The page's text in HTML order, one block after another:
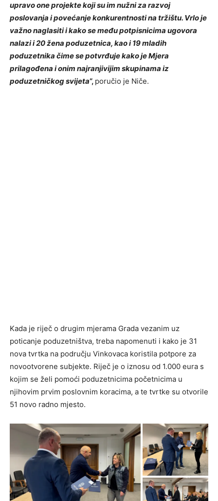
upravo one projekte koji su im nužni za razvoj
poslovanja i povećanje konkurentnosti na tržištu. Vrlo je
važno naglasiti i kako se među potpisnicima ugovora
nalazi i 20 žena poduzetnica, kao i 19 mladih
poduzetnika čime se potvrđuje kako je Mjera
prilagođena i onim najranjivijim skupinama iz
poduzetničkog svijeta“, poručio je Niče.
Kada je riječ o drugim mjerama Grada vezanim uz
poticanje poduzetništva, treba napomenuti i kako je 31
nova tvrtka na području Vinkovaca koristila potpore za
novootvorene subjekte. Riječ je o iznosu od 1.000 eura s
kojim se želi pomoći poduzetnicima početnicima u
njihovim prvim poslovnim koracima, a te tvrtke su otvorile
51 novo radno mjesto.